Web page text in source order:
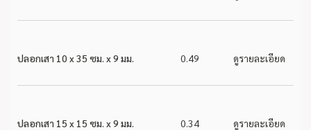
ปลอกเสา 10 x 35 ซม. x 9 มม. 0.49 ดูรายละเอียด
ปลอกเสา 15 x 15 ซม. x 9 มม. 0.34 ดูรายละเอียด